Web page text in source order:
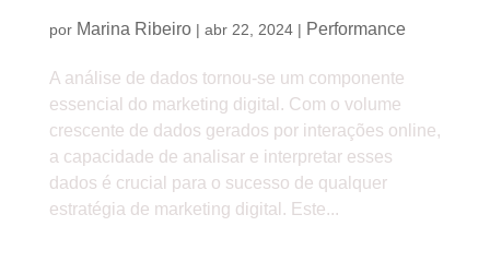
por Marina Ribeiro| abr 22, 2024| Performance
A análise de dados tornou-se um componente
essencial do marketing digital. Com o volume
crescente de dados gerados por interações online,
a capacidade de analisar e interpretar esses
dados é crucial para o sucesso de qualquer
estratégia de marketing digital. Este...